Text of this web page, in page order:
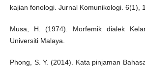
kajian fonologi. Jurnal Komunikologi. 6(1),
Musa, H. (1974). Morfemik dialek
Universiti Malaya.
Phong, S. Y. (2014). Kata pinjaman